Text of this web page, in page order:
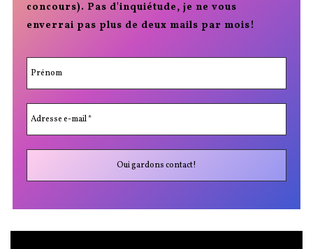
concours). Pas d'inquiétude, je ne vous
enverrai pas plus de deux mails par mois!